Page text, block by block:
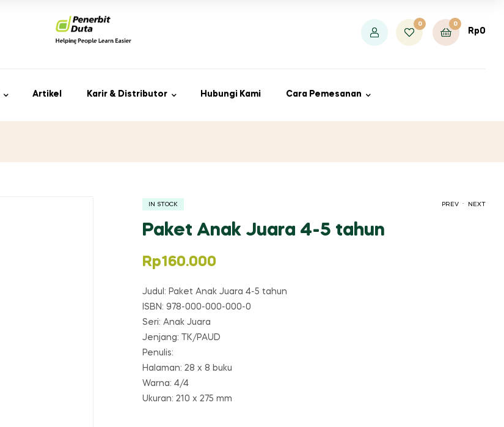
0 0
Rp0
Artikel Karir & Distributor Hubungi Kami Cara Pemesanan
PREV . NEXT
IN STOCK
Paket Anak Juara 4-5 tahun
Rp160.000
Judul: Paket Anak Juara 4-5 tahun
ISBN: 978-000-000-000-0
Seri: Anak Juara
Jenjang: TK/PAUD
Penulis:
Halaman: 28 x 8 buku
Warna: 4/4
Ukuran: 210 x 275 mm